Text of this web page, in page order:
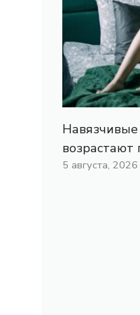
возрастают
5 августа, 2026